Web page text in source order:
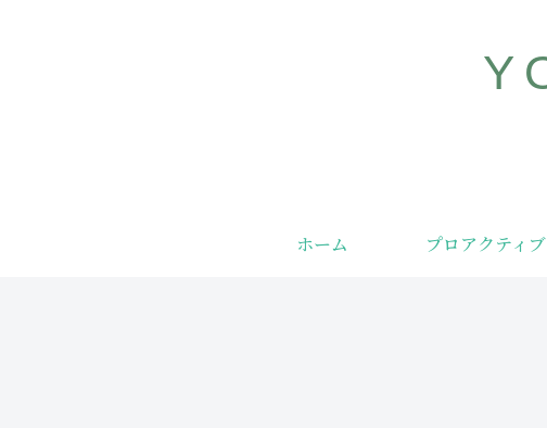
ホーム プロアクティブ